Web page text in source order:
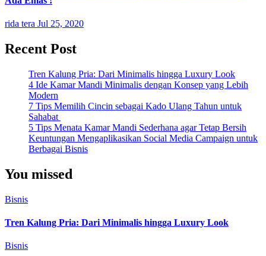
rida tera Jul 25, 2020
Recent Post
Tren Kalung Pria: Dari Minimalis hingga Luxury Look
4 Ide Kamar Mandi Minimalis dengan Konsep yang Lebih
Modern
7 Tips Memilih Cincin sebagai Kado Ulang Tahun untuk
Sahabat
5 Tips Menata Kamar Mandi Sederhana agar Tetap Bersih
Keuntungan Mengaplikasikan Social Media Campaign untuk
Berbagai Bisnis
You missed
Bisnis
Tren Kalung Pria: Dari Minimalis hingga Luxury Look
Bisnis